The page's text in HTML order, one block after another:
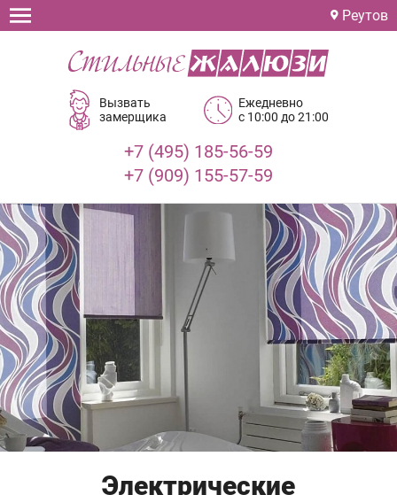
Реутов
Вызвать
замерщика
Ежедневно
с 10:00 до 21:00
+7 (495) 185-56-59
+7 (909) 155-57-59
Электрические